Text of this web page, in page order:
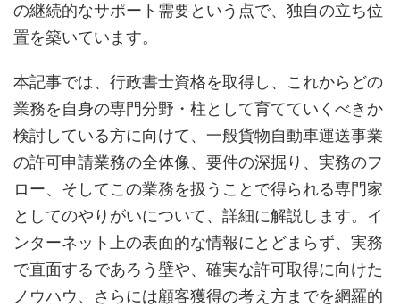
の継続的なサポート需要という点で、独自の立ち位
置を築いています。
本記事では、行政書士資格を取得し、これからどの
業務を自身の専門分野・柱として育てていくべきか
検討している方に向けて、一般貨物自動車運送事業
の許可申請業務の全体像、要件の深掘り、実務のフ
ロー、そしてこの業務を扱うことで得られる専門家
としてのやりがいについて、詳細に解説します。イ
ンターネット上の表面的な情報にとどまらず、実務
で直面するであろう壁や、確実な許可取得に向けた
ノウハウ、さらには顧客獲得の考え方までを網羅的